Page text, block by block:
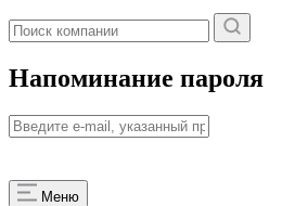
Напоминание пароля
Меню